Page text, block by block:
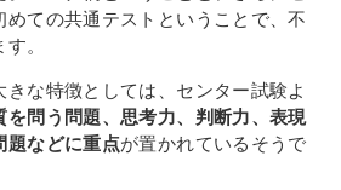
めての共通テストということで、不
。
な特徴としては、センター試験よ
を問う問題、思考力、判断力、表現
題などに重点が置かれているそうで